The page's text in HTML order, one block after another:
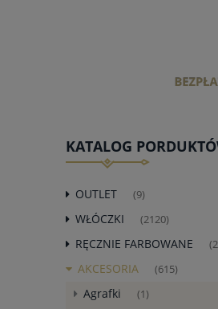
KATALOG
OUTLET (9)
WŁÓCZKI (2120)
RĘCZNIE FARBOWANE
AKCESORIA (615)
Agrafki (1)